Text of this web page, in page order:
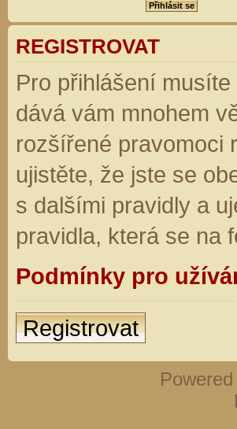
REGISTROVAT
Pro přihlášení
dává vám mnohem
rozšířené pravomoci
ujistěte, že jste se
s dalšími pravidly a
pravidla, která se na
Podmínky pro
Registrovat